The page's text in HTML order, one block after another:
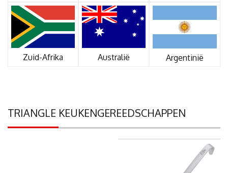
Zuid-Afrika Australië Argentinië
TRIANGLE KEUKENGEREEDSCHAPPEN